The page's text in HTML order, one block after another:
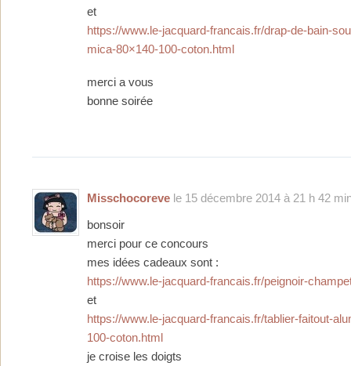
et
https://www.le-jacquard-francais.fr/drap-de-bain-
mica-80×140-100-coton.html
merci a vous
bonne soirée
Misschocoreve le 15 décembre 2014 à 21 h 42
bonsoir
merci pour ce concours
mes idées cadeaux sont :
https://www.le-jacquard-francais.fr/peignoir-
et
https://www.le-jacquard-francais.fr/tablier-faitout-
100-coton.html
je croise les doigts